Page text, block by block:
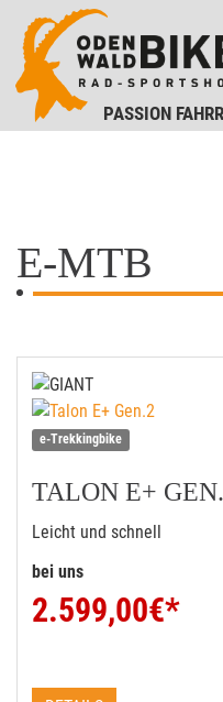
PASSION
E-MTB
e-Trekkingbike
TALON E+
Leicht und schnell
bei uns
2.599,00€*